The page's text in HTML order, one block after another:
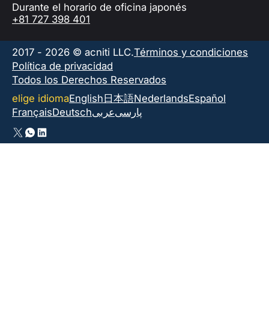
Durante el horario de oficina japonés
+81 727 398 401
2017 - 2026 © acniti LLC.Términos y condiciones
Política de privacidad
Todos los Derechos Reservados
elige idiomaEnglish日本語NederlandsEspañol
FrançaisDeutschعربىپارسی